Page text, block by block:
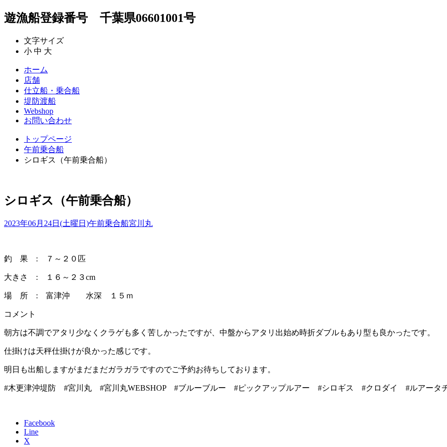
遊漁船登録番号 千葉県06601001号
文字サイズ
小 中 大
ホーム
店舗
仕立船・乗合船
堤防渡船
Webshop
お問い合わせ
トップページ
午前乗合船
シロギス（午前乗合船）
シロギス（午前乗合船）
2023年06月24日(土曜日)午前乗合船宮川丸
釣 果 : ７～２０匹
大きさ : １６～２３cm
場 所 : 富津沖 水深 １５ｍ
コメント
朝方は不調でアタリ少なくクラゲも多く苦しかったですが、中盤からアタリ出始め時折ダブルもあり型も良かったです。
仕掛けは天秤仕掛けが良かった感じです。
明日も出船しますがまだまだガラガラですのでご予約お待ちしております。
#木更津沖堤防 #宮川丸 #宮川丸WEBSHOP #ブルーブルー #ピックアップルアー #シロギス #クロダイ #ルアータ
Facebook
Line
X